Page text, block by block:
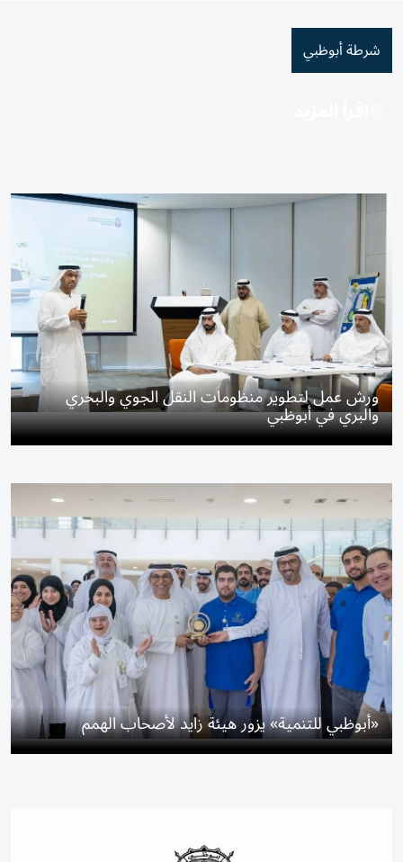
شرطة أبوظبي
ورش عمل لتطوير منظومات النقل الجوي والبحري
والبري في أبوظبي
«أبوظبي للتنمية» يزور هيئة زايد لأصحاب الهمم